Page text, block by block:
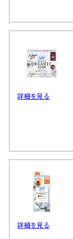
詳細を見る
詳細を見る